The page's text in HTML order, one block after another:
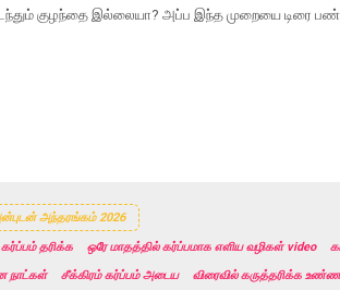
குழந்தை இல்லையா? அப்ப இந்த முறையை டிரை
அந்தரங்கம் 2026
தரிக்க ஒரே மாதத்தில் கர்ப்பமாக எளிய வழிகள் video
நாட்கள் சீக்கிரம் கர்ப்பம் அடைய
விரைவில் கருத்தரிக்க